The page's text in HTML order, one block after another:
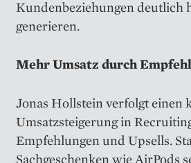
Kundenbeziehungen
generieren.
Mehr Umsatz durch
Jonas Hollstein verfolgt einen
Umsatzsteigerung in
Empfehlungen und Upsells.
Sachgeschenken wie AirPods